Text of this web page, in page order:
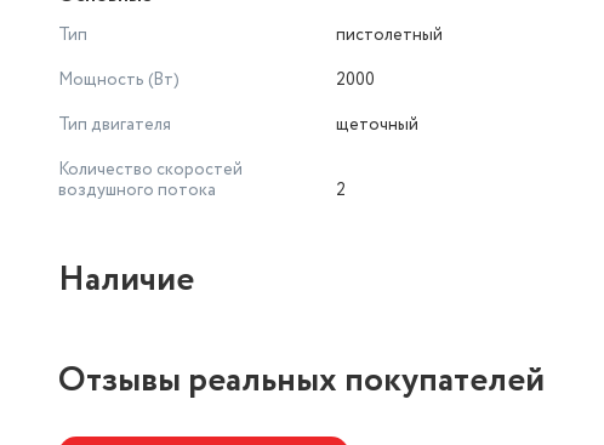
Тип
пистолетный
Мощность (Вт)
2000
Тип двигателя
щеточный
Количество скоростей
воздушного потока
2
Наличие
Отзывы реальных покупателей